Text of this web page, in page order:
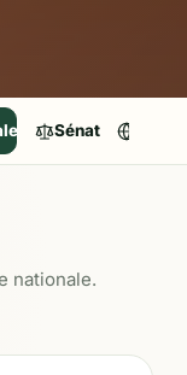
Sénat
nationale.